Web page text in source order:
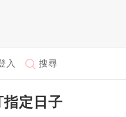
入 搜尋
定日子